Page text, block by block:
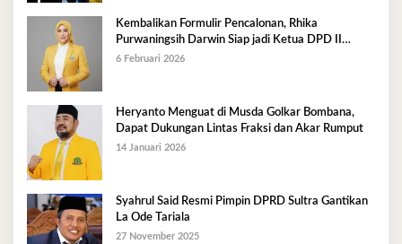
Kembalikan Formulir Pencalonan, Rhika
Purwaningsih Darwin Siap jadi Ketua DPD II
Golkar Mubar
6 Februari 2026
Heryanto Menguat di Musda Golkar Bombana,
Dapat Dukungan Lintas Fraksi dan Akar Rumput
14 Januari 2026
Syahrul Said Resmi Pimpin DPRD Sultra Gantikan
La Ode Tariala
27 November 2025